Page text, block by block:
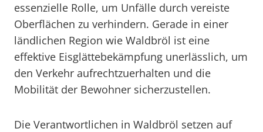
essenzielle Rolle, um Unfälle durch vereiste
Oberflächen zu verhindern. Gerade in einer
ländlichen Region wie Waldbröl ist eine
effektive Eisglättebekämpfung unerlässlich, um
den Verkehr aufrechtzuerhalten und die
Mobilität der Bewohner sicherzustellen.
Die Verantwortlichen in Waldbröl setzen auf